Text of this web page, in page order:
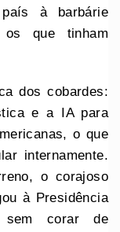
à barbárie
que tinham
dos cobardes:
e a IA para
o que
internamente.
o corajoso
à Presidência
sem corar de